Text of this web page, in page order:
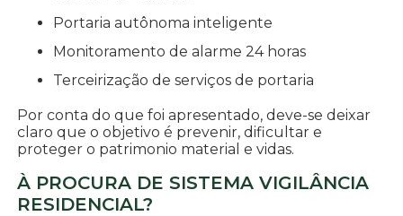
portaria autônoma inteligente
monitoramento de alarme 24 horas
terceirização de serviços de portaria
Por conta do que foi apresentado, deve-se deixar
claro que o objetivo é prevenir, dificultar e
proteger o patrimonio material e vidas.
À PROCURA DE SISTEMA VIGILÂNCIA
RESIDENCIAL?